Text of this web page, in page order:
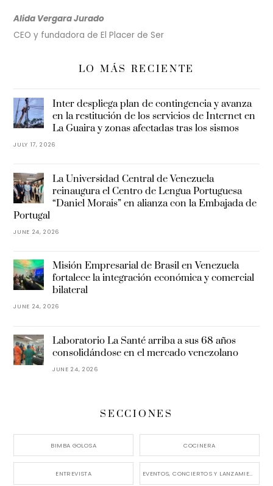
Alida Vergara Jurado
CEO y fundadora de El Placer de Ser
LO MÁS RECIENTE
Inter despliega plan de contingencia y avanza
en la restitución de los servicios de Internet en
La Guaira y zonas afectadas tras los sismos
JULY 17, 2026
La Universidad Central de Venezuela
reinaugura el Centro de Lengua Portuguesa
“Daniel Morais” en alianza con la Embajada de
Portugal
JUNE 24, 2026
Misión Empresarial de Brasil en Venezuela
fortalece la integración económica y comercial
bilateral
JUNE 24, 2026
Laboratorio La Santé arriba a sus 68 años
consolidándose en el mercado venezolano
JUNE 24, 2026
SECCIONES
BIMBA GOLOSA COCINERA
ENTREVISTA EVENTOS, CONCIERTOS Y LANZAMIENTOS